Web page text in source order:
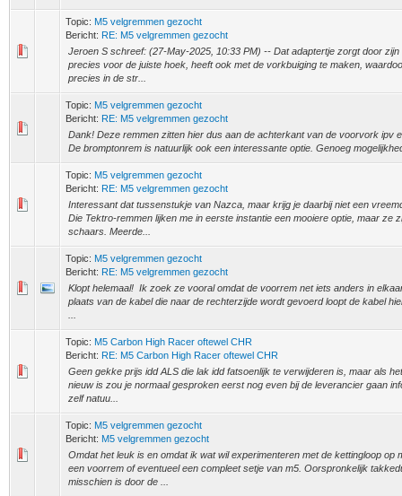
Topic: M5 velgremmen gezocht
Bericht: RE: M5 velgremmen gezocht
Jeroen S schreef: (27-May-2025, 10:33 PM) -- Dat adaptertje zorgt door
precies voor de juiste hoek, heeft ook met de vorkbuiging te maken,
precies in de str...
Topic: M5 velgremmen gezocht
Bericht: RE: M5 velgremmen gezocht
Dank! Deze remmen zitten hier dus aan de achterkant van de voorvork ipv
De bromptonrem is natuurlijk ook een interessante optie. Genoeg
Topic: M5 velgremmen gezocht
Bericht: RE: M5 velgremmen gezocht
Interessant dat tussenstukje van Nazca, maar krijg je daarbij niet een
Die Tektro-remmen lijken me in eerste instantie een mooiere optie, maar ze
schaars. Meerde...
Topic: M5 velgremmen gezocht
Bericht: RE: M5 velgremmen gezocht
Klopt helemaal! Ik zoek ze vooral omdat de voorrem net iets anders in
plaats van de kabel die naar de rechterzijde wordt gevoerd loopt de kabel
Topic: M5 Carbon High Racer oftewel CHR
Bericht: RE: M5 Carbon High Racer oftewel CHR
Geen gekke prijs idd ALS die lak idd fatsoenlijk te verwijderen is, maar als
nieuw is zou je normaal gesproken eerst nog even bij de leverancier gaan
zelf natuu...
Topic: M5 velgremmen gezocht
Bericht: M5 velgremmen gezocht
Omdat het leuk is en omdat ik wat wil experimenteren met de kettingloop op
een voorrem of eventueel een compleet setje van m5. Oorspronkelijk
misschien is door de ...